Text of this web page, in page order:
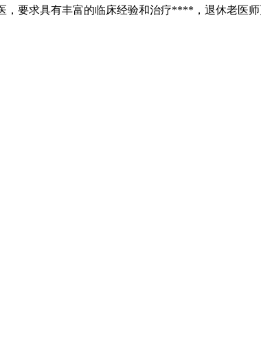
要求具有丰富的临床经验和治疗****，退休老医